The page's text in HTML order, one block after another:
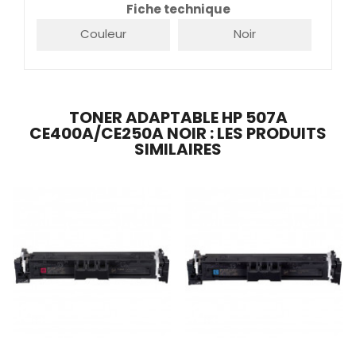
Fiche technique
Couleur
Noir
TONER ADAPTABLE HP 507A
CE400A/CE250A NOIR : LES PRODUITS
SIMILAIRES